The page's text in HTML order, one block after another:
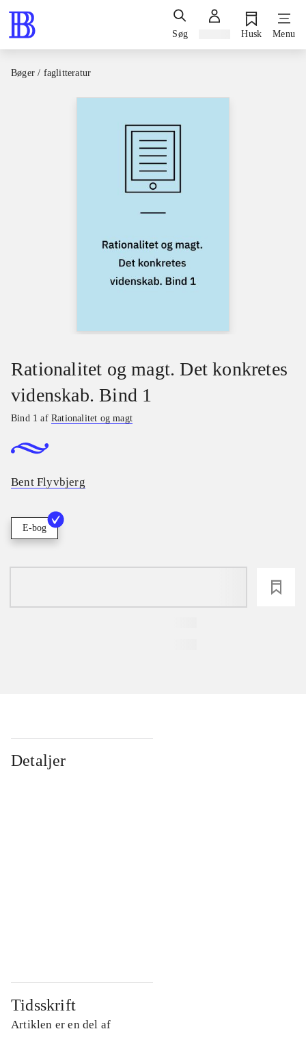
Søg Husk Menu
Bøger / faglitteratur
Rationalitet og magt. Det konkretes
videnskab. Bind 1
Bind 1 afRationalitet og magt
Bent Flyvbjerg
E-bog
Detaljer
Tidsskrift
Artiklen er en del af